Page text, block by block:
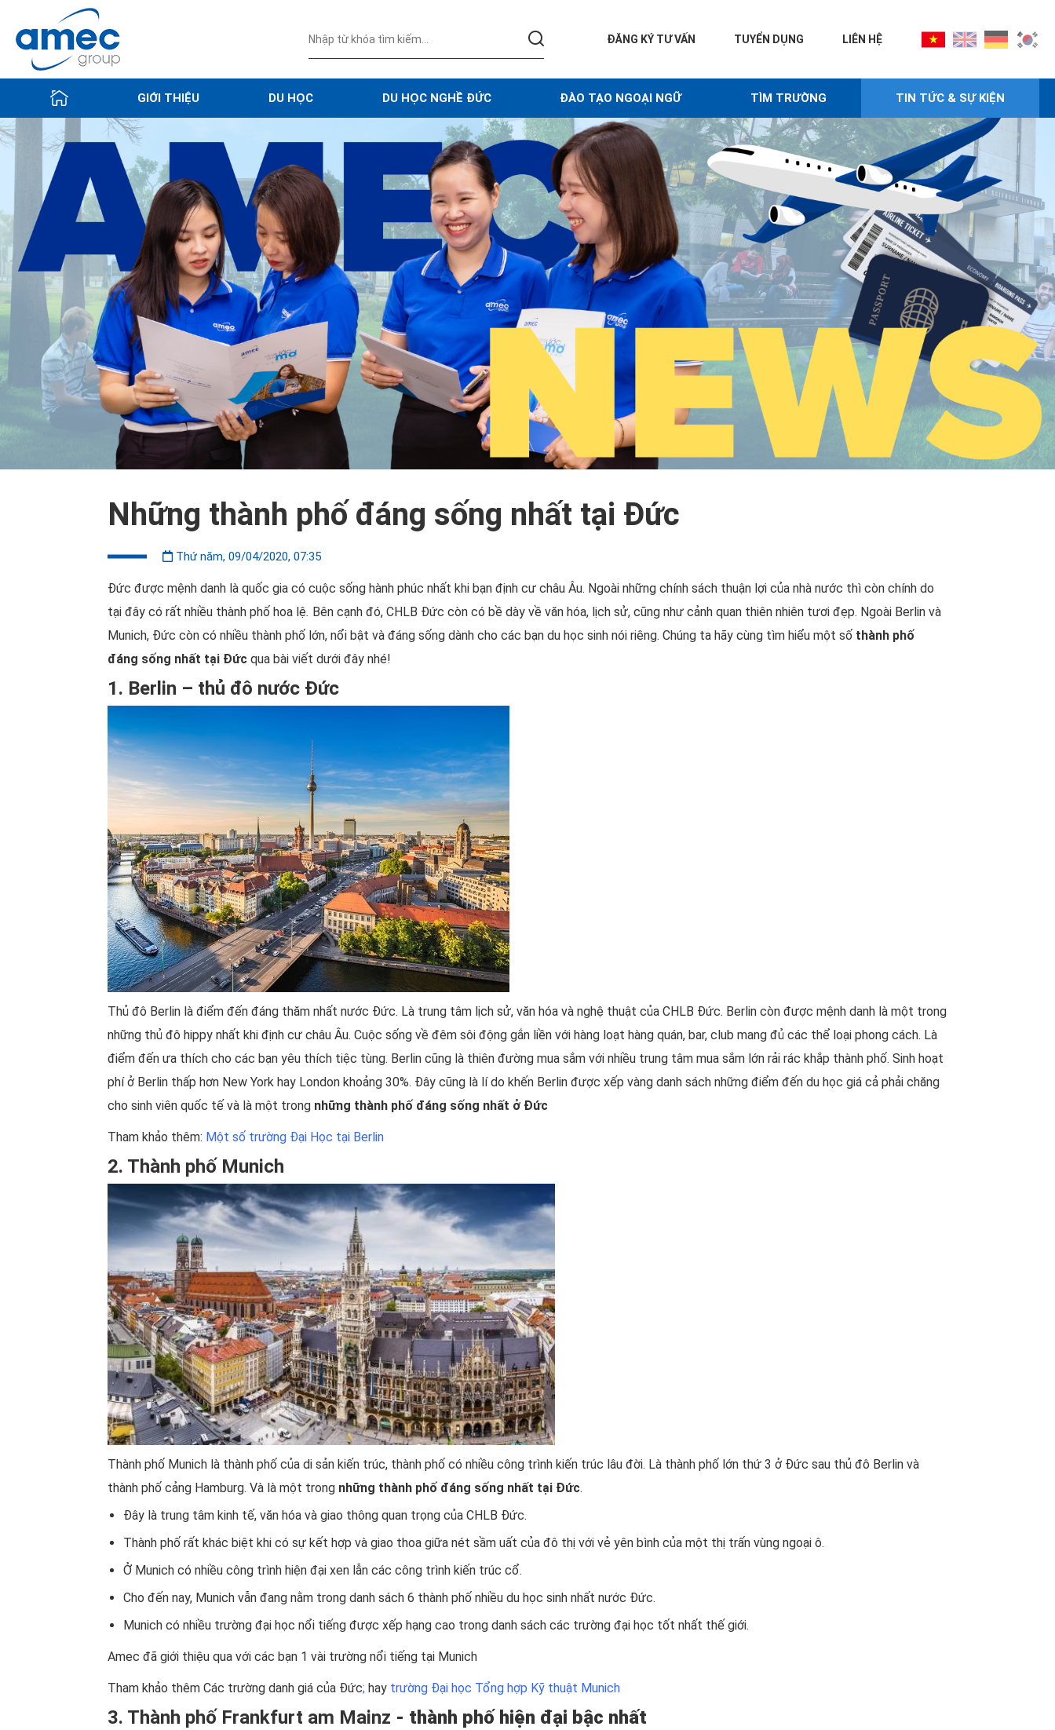
ĐĂNG KÝ TƯ VẤN TUYỂN DỤNG LIÊN HỆ
GIỚI THIỆU DU HỌC DU HỌC NGHỀ ĐỨC ĐÀO TẠO NGOẠI NGỮ TÌM TRƯỜNG TIN TỨC & SỰ KIỆN
Những thành phố đáng sống nhất tại Đức
Thứ năm, 09/04/2020, 07:35
Đức được mệnh danh là quốc gia có cuộc sống hành phúc nhất khi bạn định cư châu Âu. Ngoài những chính sách thuận lợi của nhà nước thì còn chính do
tại đây có rất nhiều thành phố hoa lệ. Bên cạnh đó, CHLB Đức còn có bề dày về văn hóa, lịch sử, cũng như cảnh quan thiên nhiên tươi đẹp. Ngoài Berlin và
Munich, Đức còn có nhiều thành phố lớn, nổi bật và đáng sống dành cho các bạn du học sinh nói riêng. Chúng ta hãy cùng tìm hiểu một số thành phố
đáng sống nhất tại Đức qua bài viết dưới đây nhé!
1. Berlin – thủ đô nước Đức
Thủ đô Berlin là điểm đến đáng thăm nhất nước Đức. Là trung tâm lịch sử, văn hóa và nghệ thuật của CHLB Đức. Berlin còn được mệnh danh là một trong
những thủ đô hippy nhất khi định cư châu Âu. Cuộc sống về đêm sôi động gắn liền với hàng loạt hàng quán, bar, club mang đủ các thể loại phong cách. Là
điểm đến ưa thích cho các bạn yêu thích tiệc tùng. Berlin cũng là thiên đường mua sắm với nhiều trung tâm mua sắm lớn rải rác khắp thành phố. Sinh hoạt
phí ở Berlin thấp hơn New York hay London khoảng 30%. Đây cũng là lí do khến Berlin được xếp vàng danh sách những điểm đến du học giá cả phải chăng
cho sinh viên quốc tế và là một trong những thành phố đáng sống nhất ở Đức
Tham khảo thêm: Một số trường Đại Học tại Berlin
2. Thành phố Munich
Thành phố Munich là thành phố của di sản kiến trúc, thành phố có nhiều công trình kiến trúc lâu đời. Là thành phố lớn thứ 3 ở Đức sau thủ đô Berlin và
thành phố cảng Hamburg. Và là một trong những thành phố đáng sống nhất tại Đức.
Đây là trung tâm kinh tế, văn hóa và giao thông quan trọng của CHLB Đức.
Thành phố rất khác biệt khi có sự kết hợp và giao thoa giữa nét sầm uất của đô thị với vẻ yên bình của một thị trấn vùng ngoại ô.
Ở Munich có nhiều công trình hiện đại xen lẫn các công trình kiến trúc cổ.
Cho đến nay, Munich vẫn đang nằm trong danh sách 6 thành phố nhiều du học sinh nhất nước Đức.
Munich có nhiều trường đại học nổi tiếng được xếp hạng cao trong danh sách các trường đại học tốt nhất thế giới.
Amec đã giới thiệu qua với các bạn 1 vài trường nổi tiếng tại Munich
Tham khảo thêm Các trường danh giá của Đức; hay trường Đại học Tổng hợp Kỹ thuật Munich
3. Thành phố Frankfurt am Mainz - thành phố hiện đại bậc nhất